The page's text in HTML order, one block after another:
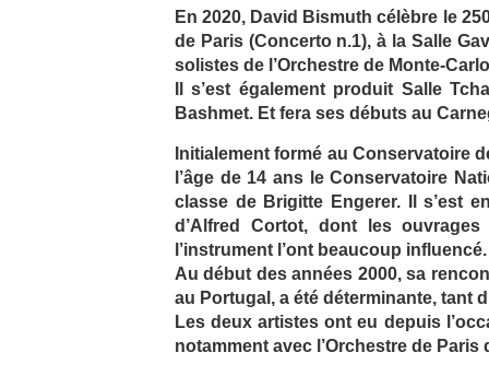
En 2020, David Bismuth célèbre le
de Paris (Concerto n.1), à la Salle
solistes de l’Orchestre de Monte-
Il s’est également produit Salle
Bashmet. Et fera ses débuts au
Initialement formé au Conservatoire
l’âge de 14 ans le Conservatoire
classe de Brigitte Engerer. Il s’est
d’Alfred Cortot, dont les
l’instrument l’ont beaucoup influencé.
Au début des années 2000, sa
au Portugal, a été déterminante, tant
Les deux artistes ont eu depuis
notamment avec l’Orchestre de